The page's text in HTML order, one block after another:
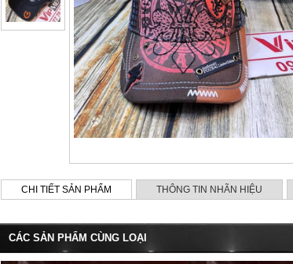
CHI TIẾT SẢN PHẨM THÔNG TIN NHÃN HIỆU
CÁC SẢN PHẨM CÙNG LOẠI